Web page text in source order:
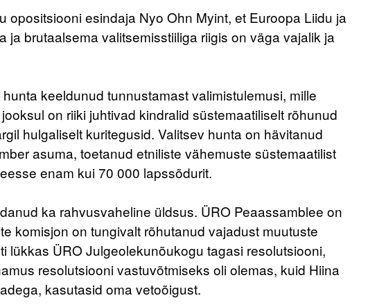
esindaja Nyo Ohn Myint, et Euroopa Liidu ja
brutaalsema valitsemisstiiliga riigis on väga vajalik ja
keeldunud tunnustamast valimistulemusi, mille
on riiki juhtivad kindralid süstemaatiliselt rõhunud
hulgaliselt kuritegusid. Valitsev hunta on hävitanud
asuma, toetanud etniliste vähemuste süstemaatilist
enam kui 70 000 lapssõdurit.
ka rahvusvaheline üldsus. ÜRO Peaassamblee on
komisjon on tungivalt rõhutanud vajadust muutuste
lükkas ÜRO Julgeolekunõukogu tagasi resolutsiooni,
resolutsiooni vastuvõtmiseks oli olemas, kuid Hiina
kasutasid oma vetoõigust.